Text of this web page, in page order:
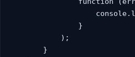
                }
            );
        }